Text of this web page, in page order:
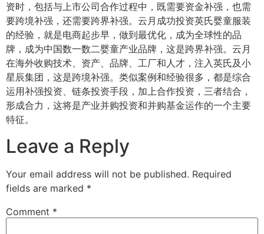
资时，包括与上市公司合作过程中，既需要资金补强，也需
要跨境补强，还需要跨界补强。云月成功投资英氏婴童服装
的经验，就是电商起步早，做到最优化，成为全球性的品
牌，成为中国数一数二婴童产业品牌，这是跨界补强。云月
在海外收购技术、资产、品牌、工厂和人才，注入英氏及小
星辰集团，这是跨境补强。类似案例和经验很多，都是综合
运用补强投资、链条投资手段，加上合作投资，三者结合，
形成合力，这将是产业并购投资和并购基金运作的一个主要
特征。
Leave a Reply
Your email address will not be published. Required
fields are marked *
Comment *